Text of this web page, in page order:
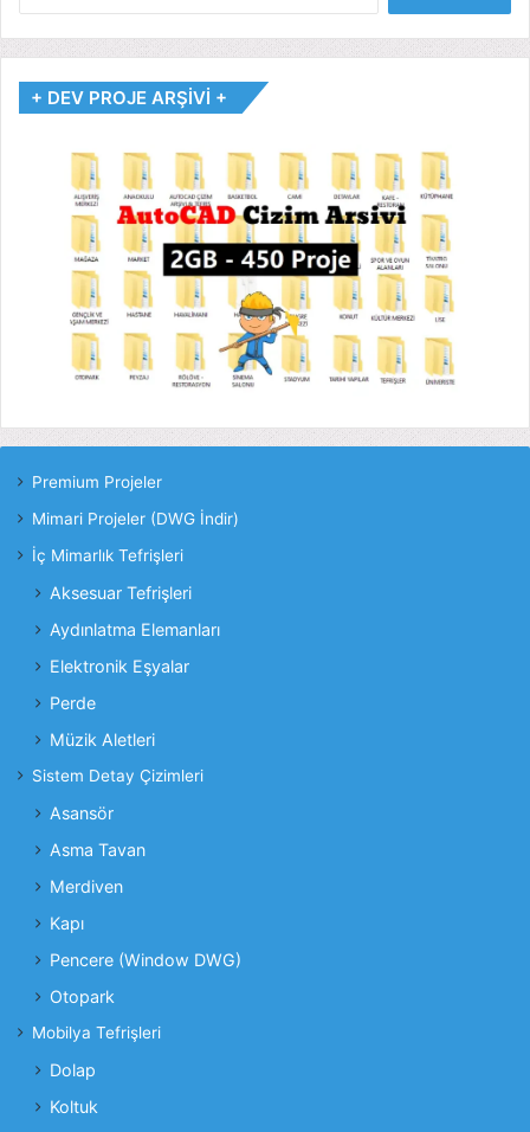
+ DEV PROJE ARŞİVİ +
Premium Projeler
Mimari Projeler (DWG İndir)
İç Mimarlık Tefrişleri
Aksesuar Tefrişleri
Aydınlatma Elemanları
Elektronik Eşyalar
Perde
Müzik Aletleri
Sistem Detay Çizimleri
Asansör
Asma Tavan
Merdiven
Kapı
Pencere (Window DWG)
Otopark
Mobilya Tefrişleri
Dolap
Koltuk